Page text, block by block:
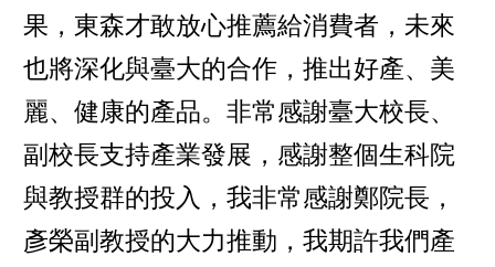
果，東森才敢放心推薦給消費者，未來
也將深化與臺大的合作，推出好產、美
麗、健康的產品。非常感謝臺大校長、
副校長支持產業發展，感謝整個生科院
與教授群的投入，我非常感謝鄭院長，
彥榮副教授的大力推動，我期許我們產